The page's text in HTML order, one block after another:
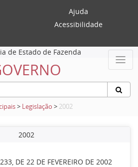
Ajuda
Acessibilidade
de Estado de Fazenda
> Legislação > 2002
2002
DE 22 DE FEVEREIRO DE 2002